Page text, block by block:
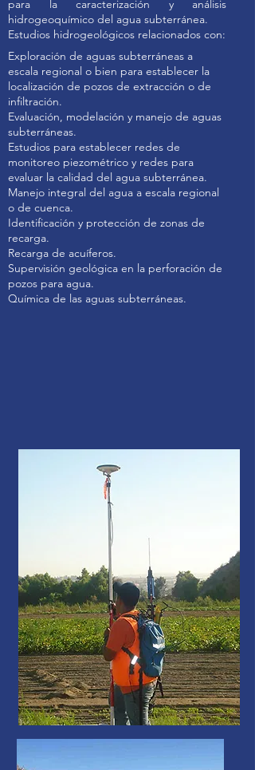
para la caracterización y análisis
hidrogeoquímico del agua subterránea.
Estudios hidrogeológicos relacionados con:
Exploración de aguas subterráneas a
escala regional o bien para establecer la
localización de pozos de extracción o de
infiltración.
Evaluación, modelación y manejo de aguas
subterráneas.
Estudios para establecer redes de
monitoreo piezométrico y redes para
evaluar la calidad del agua subterránea.
Manejo integral del agua a escala regional
o de cuenca.
Identificación y protección de zonas de
recarga.
Recarga de acuíferos.
Supervisión geológica en la perforación de
pozos para agua.
Química de las aguas subterráneas.